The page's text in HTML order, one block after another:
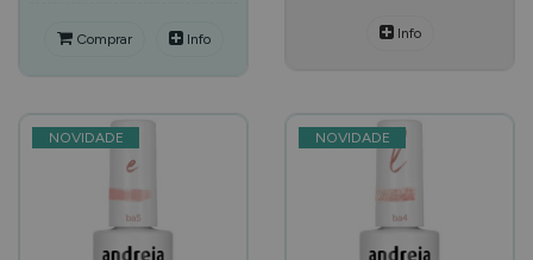
Comprar Info Info
NOVIDADE NOVIDADE